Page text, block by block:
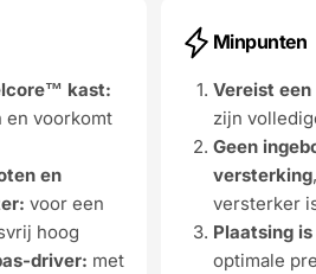
kast:
voorkomt
en
voor een
hoog
driver: met
Minpunten
Vereist
zijn
Geen
versterking
versterker
Plaatsing
optimale